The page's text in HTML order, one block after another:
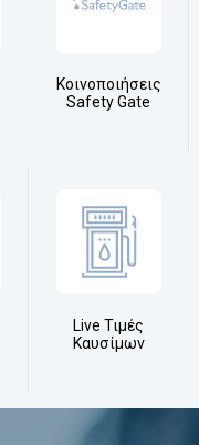
Κοινοποιήσεις
Safety Gate
Live Τιμές
Καυσίμων